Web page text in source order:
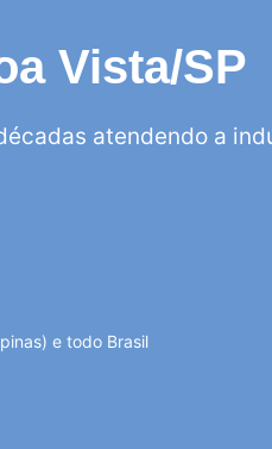
Vista/SP
atendendo a
e todo Brasil